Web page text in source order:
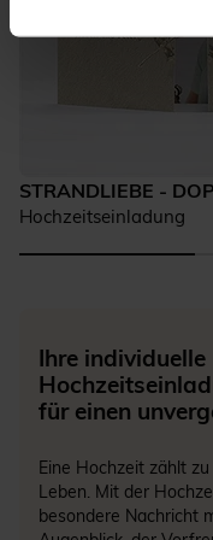
Ihre individuelle
für einen
Eine Hochzeit zählt
Leben. Mit der
besondere Nachricht
STRANDLIEBE -
Hochzeitseinladung